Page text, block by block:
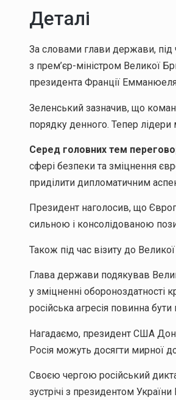
Деталі
За словами глави держави, під
з прем’єр-міністром Великої
президента Франції
Зеленський зазначив, що
порядку денного. Тепер лідери
Серед головних тем
сфері безпеки та зміцнення
приділити дипломатичним
Президент наголосив, що
сильною і консолідованою
Також під час візиту до
Глава держави подякував
у зміцненні обороноздатності
російська агресія повинна
Нагадаємо, президент США
Росія можуть досягти мирної
Своєю чергою російський
зустрічі з президентом